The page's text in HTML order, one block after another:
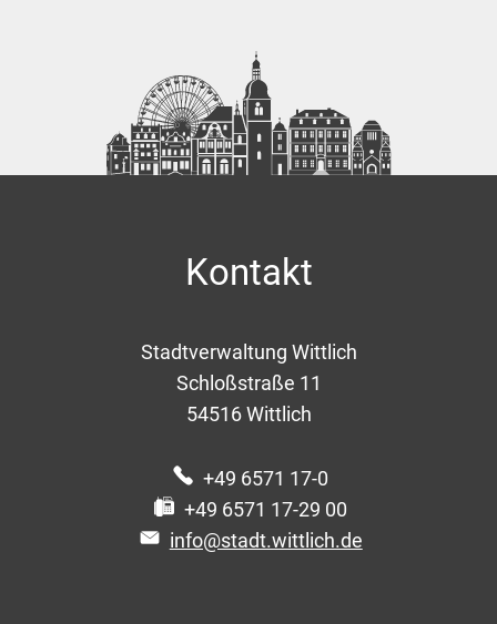
Kontakt
Stadtverwaltung Wittlich
Schloßstraße 11
54516 Wittlich
+49 6571 17-0
+49 6571 17-29 00
info@stadt.wittlich.de